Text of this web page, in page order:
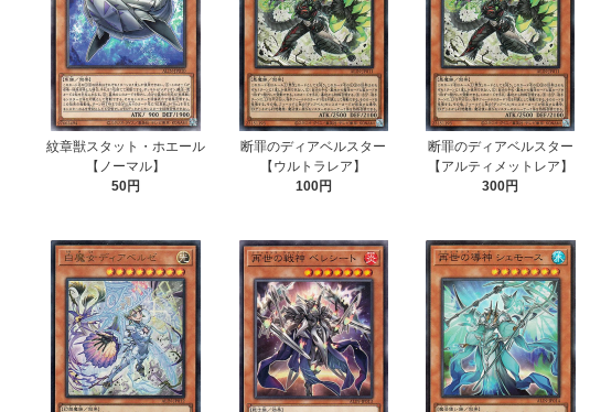
紋章獣スタット・ホエール
【ノーマル】
50円
断罪のディアベルスター
【ウルトラレア】
100円
断罪のディアベルスター
【アルティメットレア】
300円